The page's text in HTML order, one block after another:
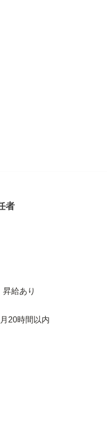
者
昇給あり
20時間以内